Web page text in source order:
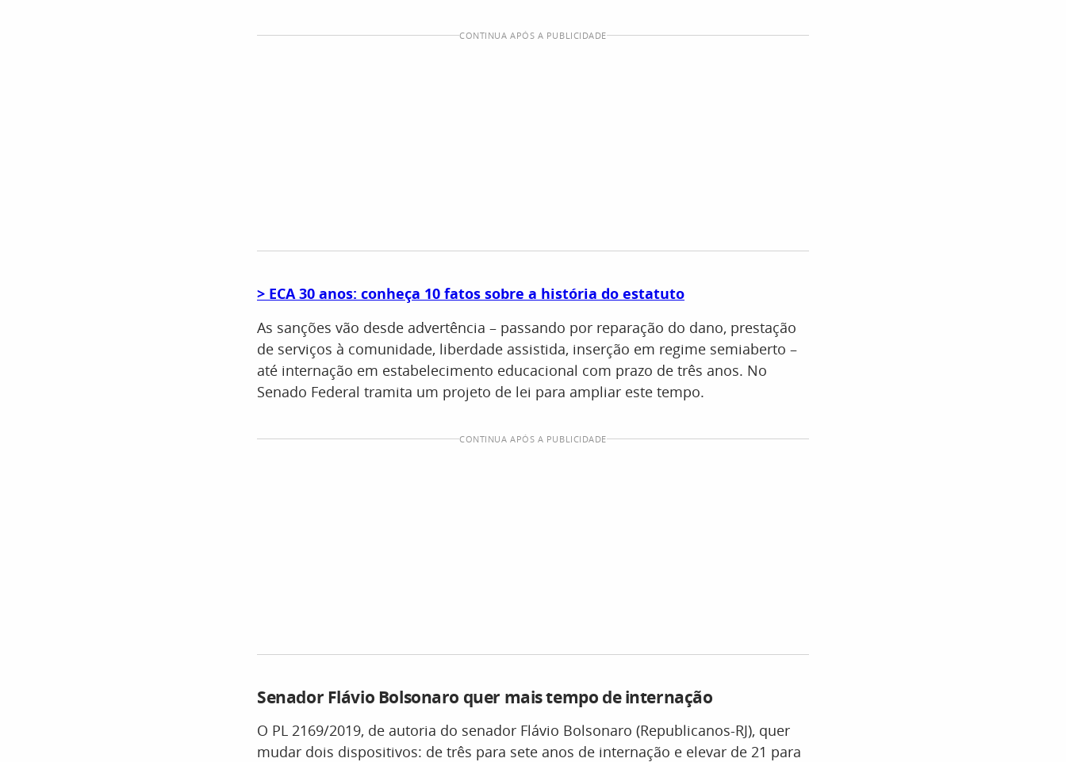
CONTINUA APÓS A PUBLICIDADE
> ECA 30 anos: conheça 10 fatos sobre a história do estatuto
As sanções vão desde advertência – passando por reparação do dano, prestação
de serviços à comunidade, liberdade assistida, inserção em regime semiaberto –
até internação em estabelecimento educacional com prazo de três anos. No
Senado Federal tramita um projeto de lei para ampliar este tempo.
CONTINUA APÓS A PUBLICIDADE
Senador Flávio Bolsonaro quer mais tempo de internação
O PL 2169/2019, de autoria do senador Flávio Bolsonaro (Republicanos-RJ), quer
mudar dois dispositivos: de três para sete anos de internação e elevar de 21 para